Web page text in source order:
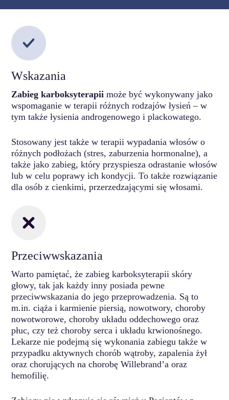
Wskazania
Zabieg karboksyterapii może być wykonywany jako
wspomaganie w terapii różnych rodzajów łysień – w
tym także łysienia androgenowego i plackowatego.
Stosowany jest także w terapii wypadania włosów o
różnych podłożach (stres, zaburzenia hormonalne), a
także jako zabieg, który przyspiesza odrastanie włosów
lub w celu poprawy ich kondycji. To także rozwiązanie
dla osób z cienkimi, przerzedzającymi się włosami.
Przeciwwskazania
Warto pamiętać, że zabieg karboksyterapii skóry
głowy, tak jak każdy inny posiada pewne
przeciwwskazania do jego przeprowadzenia. Są to
m.in. ciąża i karmienie piersią, nowotwory, choroby
nowotworowe, choroby układu oddechowego oraz
płuc, czy też choroby serca i układu krwionośnego.
Lekarze nie podejmą się wykonania zabiegu także w
przypadku aktywnych chorób wątroby, zapalenia żył
oraz chorujących na chorobę Willebrand’a oraz
hemofilię.